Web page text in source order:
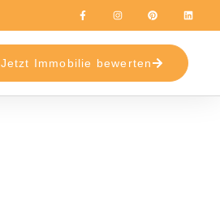
Jetzt Immobilie bewerten